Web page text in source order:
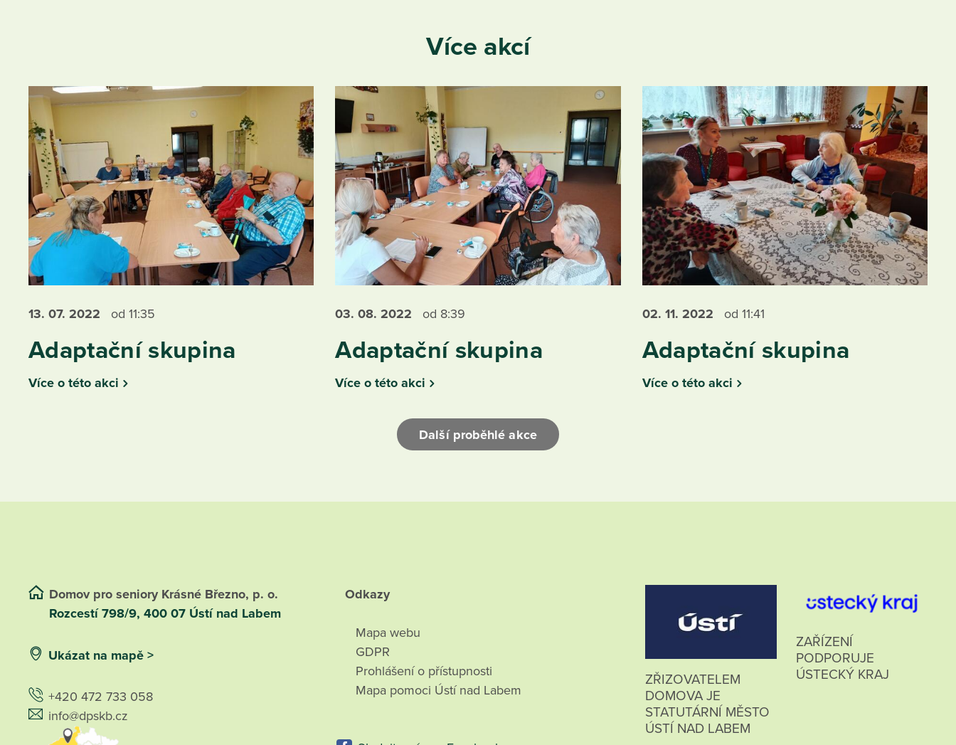
Více akcí
13. 07. 2022 od 11:35
Adaptační skupina
Více o této akci
03. 08.2022 od 8:39
Adaptační skupina
Více o této akci
02. 11. 2022 od 11:41
Adaptační skupina
Více o této akci
Další proběhlé akce
Domov pro seniory Krásné Březno, p. o.
Rozcestí 798/9, 400 07 Ústí nad Labem
Ukázat na mapě >
+420 472 733 058
info@dpskb.cz
Odkazy
Mapa webu
GDPR
Prohlášení o přístupnosti
Mapa pomoci Ústí nad Labem
ZŘIZOVATELEM
DOMOVA JE
STATUTÁRNÍ MĚSTO
ÚSTÍ NAD LABEM
ZAŘÍZENÍ
PODPORUJE
ÚSTECKÝ KRAJ